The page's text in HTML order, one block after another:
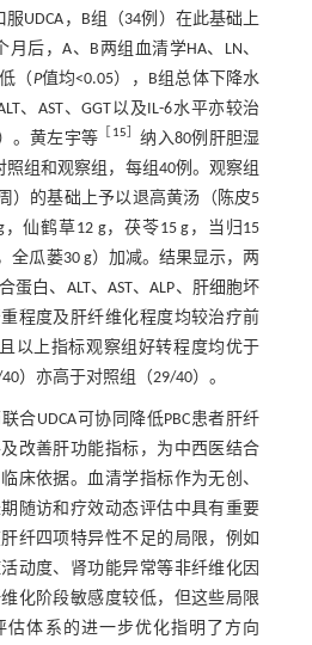
UDCA，B组（34例）在此基础上
后，A、B两组血清学HA、LN、
（P值均<0.05），B组总体下降水
、AST、GGT以及IL-6水平亦较治
。黄左宇等 ［ 15］纳入80例肝胆湿
照组和观察组，每组40例。观察组
）的基础上予以退高黄汤（陈皮5
仙鹤草12 g，茯苓15 g，当归15
全瓜蒌30 g）加减。结果显示，两
白、ALT、AST、ALP、肝细胞坏
程度及肝纤维化程度均较治疗前
以上指标观察组好转程度均优于
）亦高于对照组（29/40）。
合UDCA可协同降低PBC患者肝纤
改善肝功能指标，为中西医结合
床依据。血清学指标作为无创、
随访和疗效动态评估中具有重要
纤四项特异性不足的局限，例如
动度、肾功能异常等非纤维化因
化阶段敏感度较低，但这些局限
估体系的进一步优化指明了方向